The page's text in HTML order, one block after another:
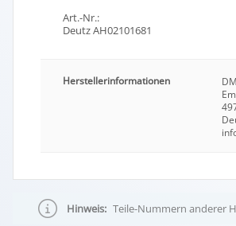
Art.-Nr.:
Deutz AH02101681
Herstellerinformationen
Hinweis: Teile-Nummern anderer